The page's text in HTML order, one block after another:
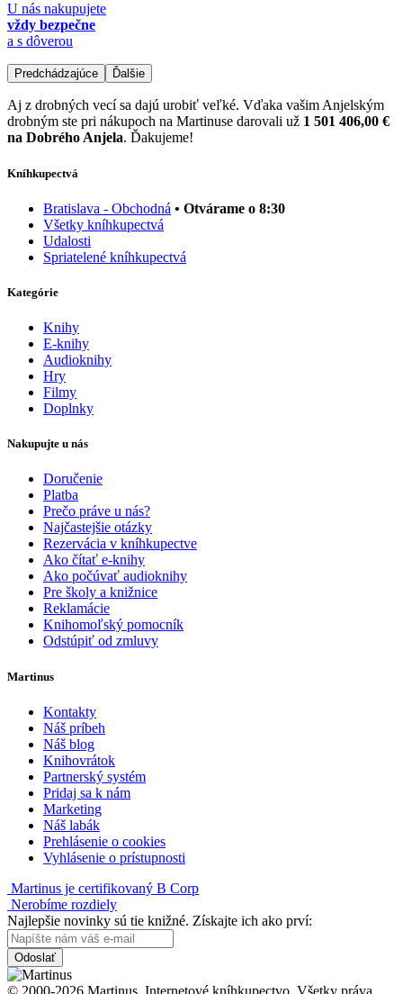
U nás nakupujete
vždy bezpečne
a s dôverou
Predchádzajúce Ďalšie
Aj z drobných vecí sa dajú urobiť veľké. Vďaka vašim Anjelským
drobným ste pri nákupoch na Martinuse darovali už 1 501 406,00 €
na Dobrého Anjela. Ďakujeme!
Kníhkupectvá
Bratislava - Obchodná • Otvárame o 8:30
Všetky kníhkupectvá
Udalosti
Spriatelené kníhkupectvá
Kategórie
Knihy
E-knihy
Audioknihy
Hry
Filmy
Doplnky
Nakupujte u nás
Doručenie
Platba
Prečo práve u nás?
Najčastejšie otázky
Rezervácia v kníhkupectve
Ako čítať e-knihy
Ako počúvať audioknihy
Pre školy a knižnice
Reklamácie
Knihomoľský pomocník
Odstúpiť od zmluvy
Martinus
Kontakty
Náš príbeh
Náš blog
Knihovrátok
Partnerský systém
Pridaj sa k nám
Marketing
Náš labák
Prehlásenie o cookies
Vyhlásenie o prístupnosti
Martinus je certifikovaný B Corp
Nerobíme rozdiely
Najlepšie novinky sú tie knižné. Získajte ich ako prví:
Odoslať
© 2000-2026 Martinus. Internetové kníhkupectvo. Všetky práva